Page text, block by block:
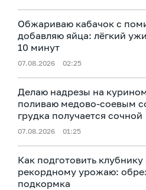
Обжариваю кабачок с
добавляю яйца: лёгкий
10 минут
07.08.2026 02:25
Делаю надрезы на
поливаю медово-соевым
грудка получается сочной
07.08.2026 01:25
Как подготовить клубнику
рекордному урожаю:
подкормка